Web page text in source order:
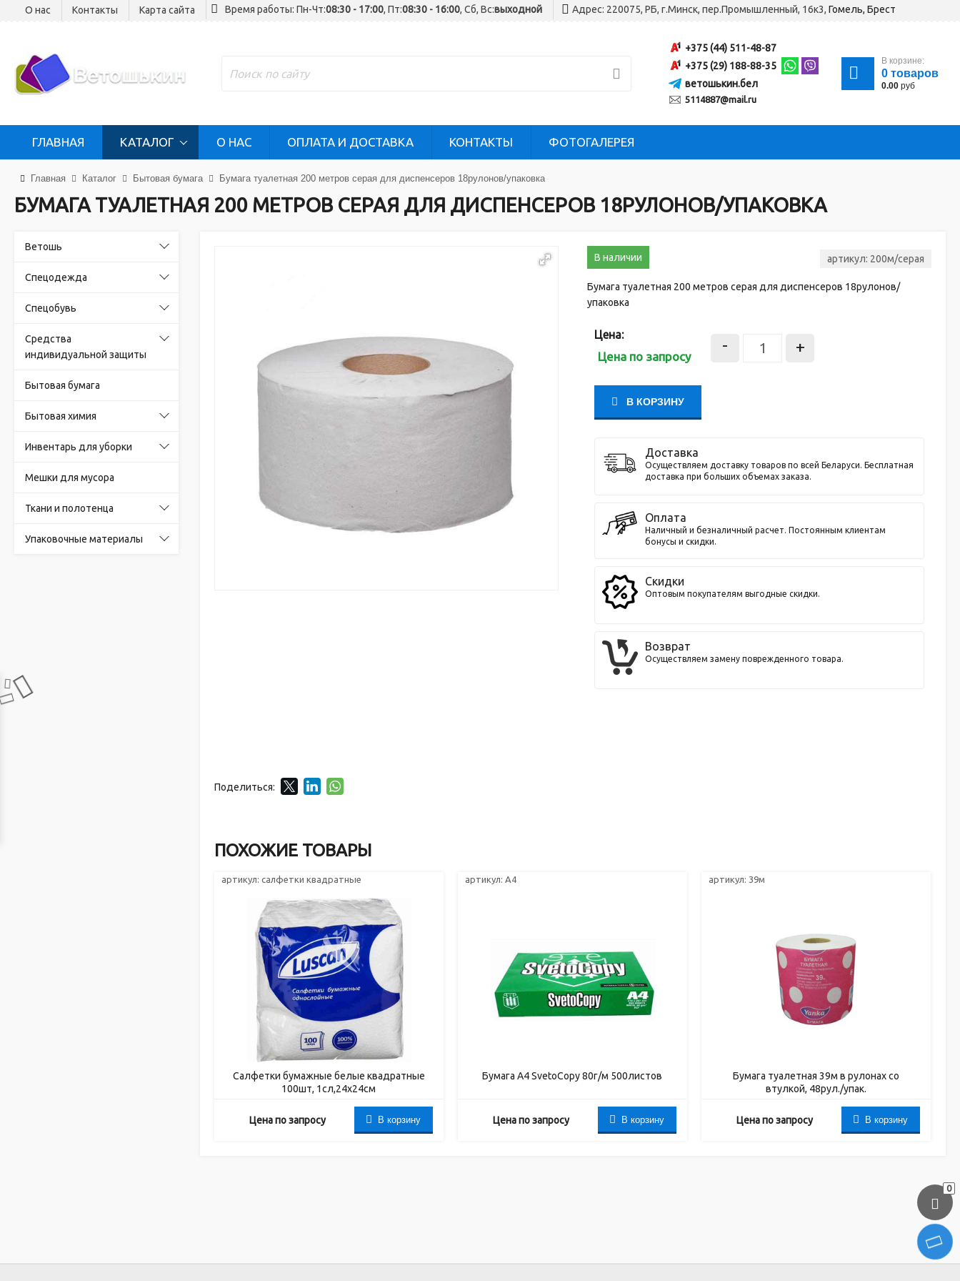
О нас Контакты Карта сайта Время работы: Пн-Чт:08:30 - 17:00, Пт:08:30 - 16:00, Сб, Вс:выходной Адрес: 220075, РБ, г.Минск, пер.Промышленный, 16к3, Гомель, Брест
+375 (44) 511-48-87
+375 (29) 188-88-35
ветошькин.бел
5114887@mail.ru
В корзине:
0 товаров
0.00 руб
ГЛАВНАЯ КАТАЛОГ О НАС ОПЛАТА И ДОСТАВКА КОНТАКТЫ ФОТОГАЛЕРЕЯ
Главная Каталог Бытовая бумага Бумага туалетная 200 метров серая для диспенсеров 18рулонов/упаковка
БУМАГА ТУАЛЕТНАЯ 200 МЕТРОВ СЕРАЯ ДЛЯ ДИСПЕНСЕРОВ 18РУЛОНОВ/УПАКОВКА
Ветошь
Спецодежда
Спецобувь
Средства
индивидуальной защиты
Бытовая бумага
Бытовая химия
Инвентарь для уборки
Мешки для мусора
Ткани и полотенца
Упаковочные материалы
В наличии артикул: 200м/серая
Бумага туалетная 200 метров серая для диспенсеров 18рулонов/
упаковка
Цена:
Цена по запросу
- +
В КОРЗИНУ
Доставка
Осуществляем доставку товаров по всей Беларуси. Бесплатная
доставка при больших объемах заказа.
Оплата
Наличный и безналичный расчет. Постоянным клиентам
бонусы и скидки.
Скидки
Оптовым покупателям выгодные скидки.
Возврат
Осуществляем замену поврежденного товара.
Поделиться:
ПОХОЖИЕ ТОВАРЫ
артикул: салфетки квадратные
Салфетки бумажные белые квадратные
100шт, 1сл,24х24см
Цена по запросу В корзину
артикул: A4
Бумага А4 SvetoCopy 80г/м 500листов
Цена по запросу В корзину
артикул: 39м
Бумага туалетная 39м в рулонах со
втулкой, 48рул./упак.
Цена по запросу В корзину
0